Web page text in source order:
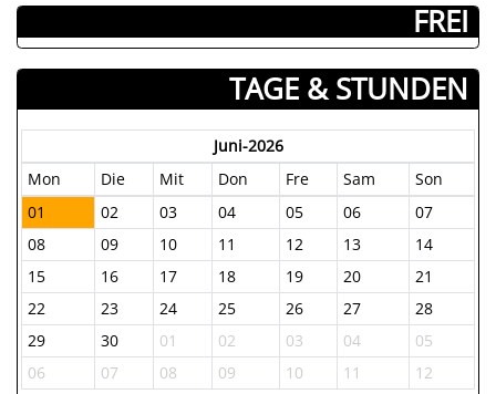
­ FREI
TAGE & STUNDEN
Juni-2026
Mon
Die Mit Don Fre Sam
Son
01
02 03 04 05 06
07
08
09 10 11 12 13
14
15
16 17 18 19 20
21
22
23 24 25 26 27
28
29
30 01 02 03 04
05
06
07 08 09 10 11 12